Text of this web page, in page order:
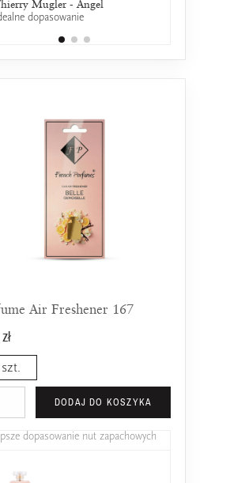
Me
nut zapachowych
Mugler - Angel
dopasowanie
Air Freshener 167
szt.
DODAJ DO KOSZYKA
dopasowanie nut zapachowych